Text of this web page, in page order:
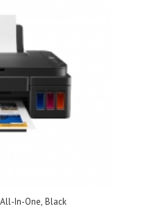
In-One, Black